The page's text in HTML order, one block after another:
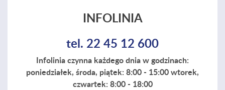
INFOLINIA
tel. 22 45 12 600
Infolinia czynna każdego dnia w godzinach:
poniedziałek, środa, piątek: 8:00 - 15:00 wtorek,
czwartek: 8:00 - 18:00